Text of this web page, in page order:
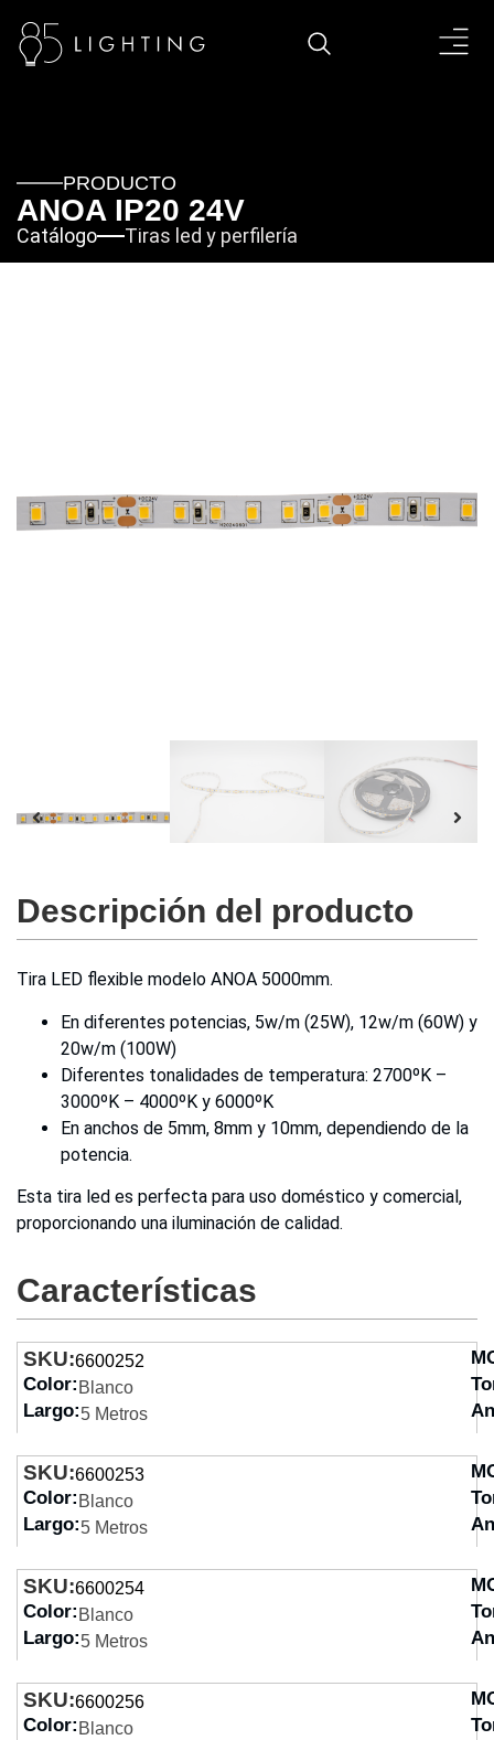
PRODUCTO
ANOA IP20 24V
Catálogo Tiras led y perfilería
Descripción del producto
Tira LED flexible modelo ANOA 5000mm.
En diferentes potencias, 5w/m (25W), 12w/m (60W) y
20w/m (100W)
Diferentes tonalidades de temperatura: 2700ºK –
3000ºK – 4000ºK y 6000ºK
En anchos de 5mm, 8mm y 10mm, dependiendo de la
potencia.
Esta tira led es perfecta para uso doméstico y comercial,
proporcionando una iluminación de calidad.
Características
SKU:6600252
Color: Blanco
Largo:5 Metros
SKU:6600253
Color: Blanco
Largo:5 Metros
SKU:6600254
Color: Blanco
Largo:5 Metros
SKU:6600256
Color: Blanco